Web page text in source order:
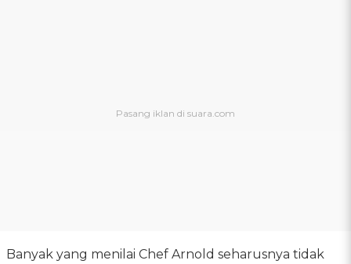
Banyak yang menilai Chef Arnold seharusnya tidak